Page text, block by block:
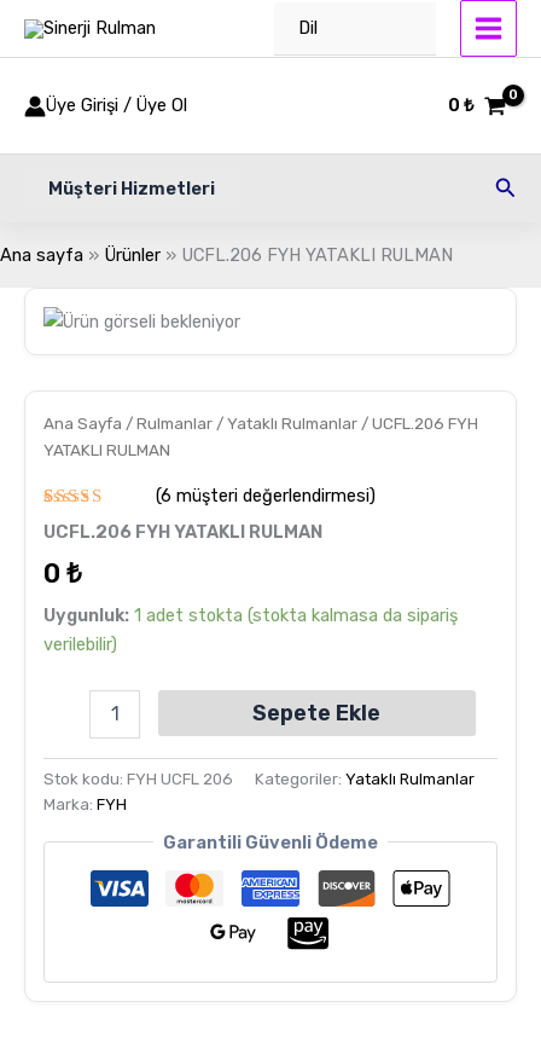
atla
Dil
Üye Girişi / Üye Ol 0₺
Müşteri Hizmetleri
Ana sayfa Ürünler UCFL.206 FYH YATAKLI RULMAN
Ana Sayfa /Rulmanlar /Yataklı Rulmanlar / UCFL.206 FYH
YATAKLI RULMAN
6
müşteri
puanına
5
5.00puan
aldı
(6 müşteri değerlendirmesi)
UCFL.206 FYH YATAKLI RULMAN
0 ₺
Uygunluk: 1 adet stokta (stokta kalmasa da sipariş
verilebilir)
FYH
adet
Sepete Ekle
Stok kodu: FYH UCFL 206 Kategoriler: Yataklı Rulmanlar
Marka: FYH
Garantili Güvenli Ödeme